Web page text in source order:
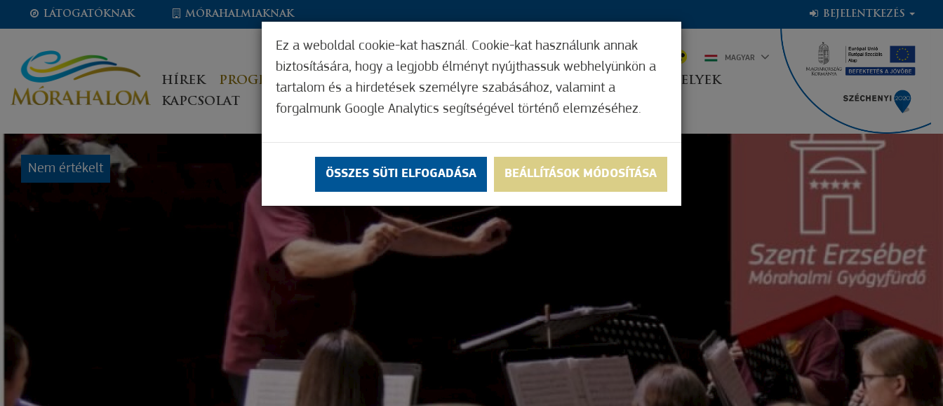
LÁTOGATÓKNAK MÓRAHALMIAKNAK BEJELENTKEZÉS
HÍREK PROGRAMOK ÍGY MŰKÖDIK HASZNOS FUNKCIÓK
ELFOGADÓHELYEK
KAPCSOLAT
MAGYAR
Nem értékelt
Ez a weboldal cookie-kat használ. Cookie-kat használunk annak
biztosítására, hogy a legjobb élményt nyújthassuk webhelyünkön a
tartalom és a hirdetések személyre szabásához, valamint a
forgalmunk Google Analytics segítségével történő elemzéséhez.
ÖSSZES SÜTI ELFOGADÁSA BEÁLLÍTÁSOK MÓDOSÍTÁSA